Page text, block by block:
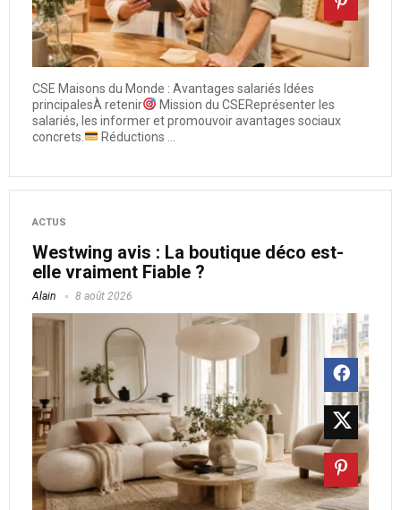
CSE Maisons du Monde : Avantages salariés Idées
principalesÀ retenir
Mission du CSEReprésenter les
salariés, les informer et promouvoir avantages sociaux
concrets.
Réductions ...
ACTUS
Westwing avis : La boutique déco est-
elle vraiment Fiable ?
Alain 8 août 2026